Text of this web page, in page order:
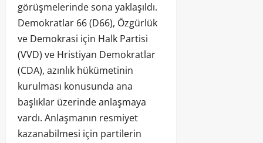
görüşmelerinde sona yaklaşıldı.
Demokratlar 66 (D66), Özgürlük
ve Demokrasi için Halk Partisi
(VVD) ve Hristiyan Demokratlar
(CDA), azınlık hükümetinin
kurulması konusunda ana
başlıklar üzerinde anlaşmaya
vardı. Anlaşmanın resmiyet
kazanabilmesi için partilerin